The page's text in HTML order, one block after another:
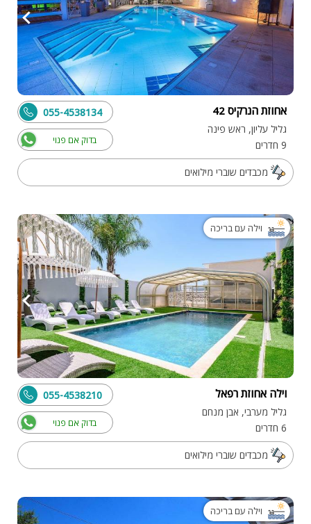
אחוזת הנרקיס 42
גליל עליון, ראש פינה
9 חדרים
בדוק אם פנוי
055-4538134
מכבדים שוברי מילואים
וילה עם בריכה
וילה אחוזת רפאל
גליל מערבי, אבן מנחם
6 חדרים
בדוק אם פנוי
055-4538210
מכבדים שוברי מילואים
וילה עם בריכה